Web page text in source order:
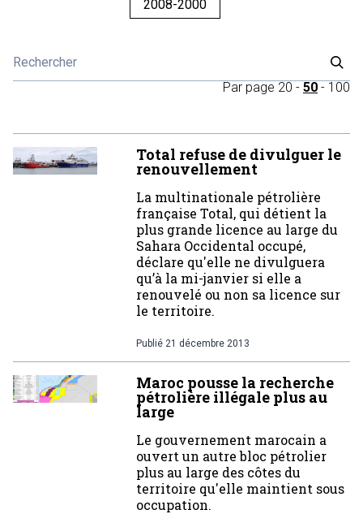
2008-2000
Par page 20 - 50 - 100
Total refuse de divulguer le
renouvellement
La multinationale pétrolière
française Total, qui détient la
plus grande licence au large du
Sahara Occidental occupé,
déclare qu'elle ne divulguera
qu’à la mi-janvier si elle a
renouvelé ou non sa licence sur
le territoire.
Publié 21 décembre 2013
Maroc pousse la recherche
pétrolière illégale plus au
large
Le gouvernement marocain a
ouvert un autre bloc pétrolier
plus au large des côtes du
territoire qu'elle maintient sous
occupation.